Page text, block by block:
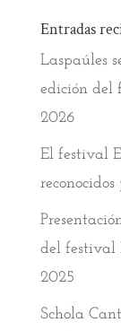
Entradas
Laspaúles
edición del
2026
El festival
reconocidos
del festival
2025
Schola